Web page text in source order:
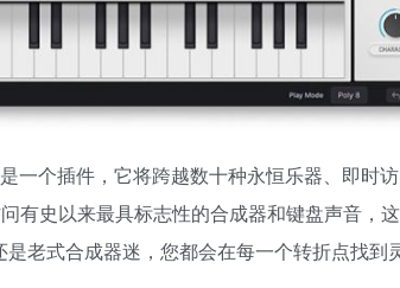
一个插件，它将跨越数十种永恒乐器、即时
有史以来最具标志性的合成器和键盘声音，
老式合成器迷，您都会在每一个转折点找到灵